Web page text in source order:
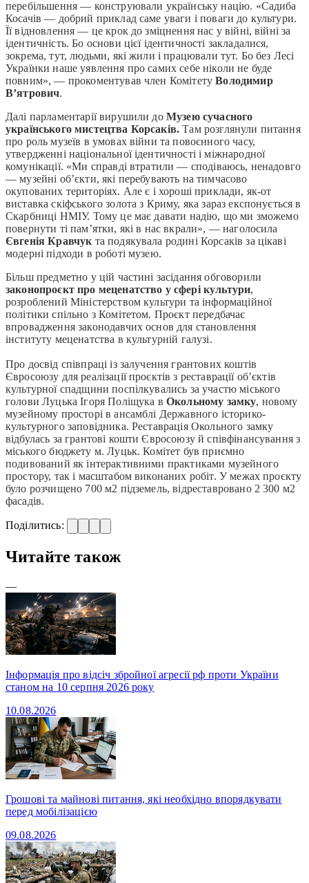
перебільшення — конструювали українську націю. «Садиба
Косачів — добрий приклад саме уваги і поваги до культури.
Її відновлення — це крок до зміцнення нас у війні, війні за
ідентичність. Бо основи цієї ідентичності закладалися,
зокрема, тут, людьми, які жили і працювали тут. Бо без Лесі
Українки наше уявлення про самих себе ніколи не буде
повним», — прокоментував член КомітетуВолодимир
В’ятрович.
Далі парламентарії вирушили до Музею сучасного
українського мистецтва Корсаків. Там розглянули питання
про роль музеїв в умовах війни та повоєнного часу,
утвердженні національної ідентичності і міжнародної
комунікації. «Ми справді втратили — сподіваюсь, ненадовго
— музейні об’єкти, які перебувають на тимчасово
окупованих територіях. Але є і хороші приклади, як-от
виставка скіфського золота з Криму, яка зараз експонується в
Скарбниці НМІУ. Тому це має давати надію, що ми зможемо
повернути ті пам’ятки, які в нас вкрали», — наголосила
Євгенія Кравчук та подякувала родині Корсаків за цікаві
модерні підходи в роботі музею.
Більш предметно у цій частині засідання обговорили
законопроєкт про меценатство у сфері культури,
розроблений Міністерством культури та інформаційної
політики спільно з Комітетом. Проєкт передбачає
впровадження законодавчих основ для становлення
інституту меценатства в культурній галузі.
Про досвід співпраці із залучення грантових коштів
Євросоюзу для реалізації проєктів з реставрації об’єктів
культурної спадщини поспілкувались за участю міського
голови Луцька Ігоря Поліщука в Окольному замку, новому
музейному просторі в ансамблі Державного історико-
культурного заповідника. Реставрація Окольного замку
відбулась за грантові кошти Євросоюзу й співфінансування з
міського бюджету м. Луцьк. Комітет був приємно
подивований як інтерактивними практиками музейного
простору, так і масштабом виконаних робіт. У межах проєкту
було розчищено 700 м2 підземель, відреставровано 2 300 м2
фасадів.
Поділитись:
Читайте також
—
Інформація про відсіч збройної агресії рф проти України
станом на 10 серпня 2026 року
10.08.2026
Грошові та майнові питання, які необхідно впорядкувати
перед мобілізацією
09.08.2026